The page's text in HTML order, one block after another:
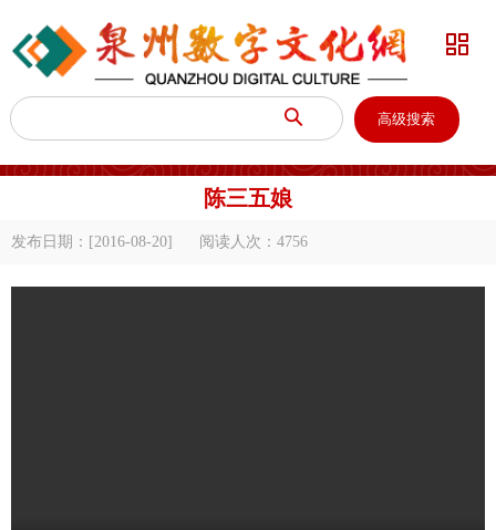
 高级搜索

陈三五娘
发布日期：[2016-08-20] 阅读人次： 4756